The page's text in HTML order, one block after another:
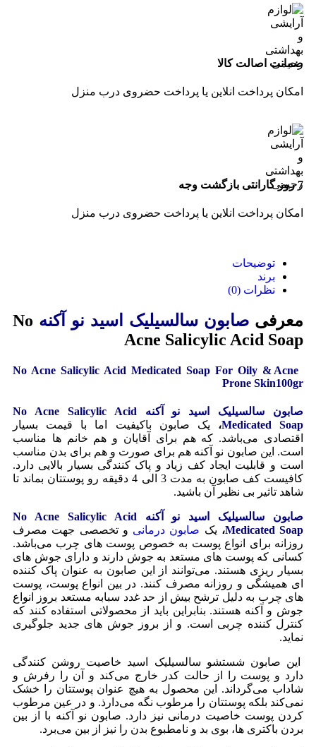
ضمانت اصالت کالا
امکان پرداخت انلاین یا پرداخت حضروی درب منزل
7 روز گارانتی بازگشت وجه
امکان پرداخت انلاین یا پرداخت حضروی درب منزل
توضیحات
برند
نظرات (0)
معرفی صابون سالسیلیک اسید نو آکنه No
Acne Salicylic Acid Soap
No Acne Salicylic Acid Medicated Soap For Oily & Acne
Prone Skin100gr
صابون سالسیلیک اسید نو آکنه No Acne Salicylic Acid
Medicated Soap، یک صابون باکیفیت اما با قیمت بسیار
اقتصادی می‌باشد. که هم برای آقایان و هم خانم ها مناسب
است. این صابون نو آکنه هم برای صورت و هم برای بدن مناسب
است و قابلیت ایجاد کف زیاد و پاک کنندگی بسیار بالایی دارد.
کافیست کف صابون به مدت 3 الی 4 دقیقه رو پوستتان بماند تا
شاهد تاثیر بی نظیر آن باشید.
صابون سالسیلیک اسید نو آکنه No Acne Salicylic Acid
Medicated Soap، یک صابون درمانی و تخصصی جهت مصرف
روزانه برای انواع پوست به خصوص پوست های چرب می‌باشد.
کسانی که پوست های مستعد به جوش دارند و دارای جوش های
بسیار ریزی هستند. می‌توانند از این صابون به عنوان پاک کننده
ای همیشگی و روزانه مصرف کنند. در بین انواع پوست، پوست
های چرب به دلیل ترشح بیش از حد غدد سبابه مستعد بروز انواع
جوش و آکنه هستند. بنابراین باید از محصولاتی استفاده کنند که
کنترل کننده چربی است. و از بروز جوش های جدید جلوگیری
نماید.
این صابون شستشو سالسیلیک اسید خاصیت روشن کنندگی
دارد و پوست را از حالت کدر خارج می‌کند و آن را رفرش و
شاداب می‌گرداند. این محصول به هیچ عنوان پوستتان را خشک
نمی‌کند بلکه پوستتان را مرطوب نگه می‌دارذ. و در عین مرطوب
کردن پوست خاصیت درمانی نیز دارد. صابون نو آکنه با از بین
بردن باکتری ها، بوی بد و نامطبوع بدن را نیز از بین می‌برد.